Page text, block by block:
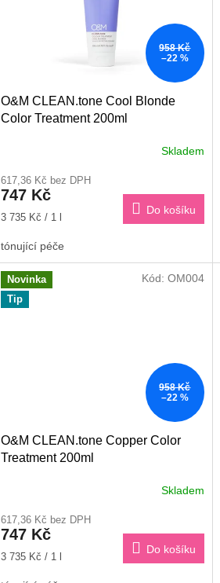
958 Kč
–22 %
O&M CLEAN.tone Cool Blonde
Color Treatment 200ml
Skladem
617,36 Kč bez DPH
747 Kč
Měrná
3 735 Kč / 1 l
Do košíku
tónující péče
Novinka
Tip
958 Kč
–22 %
O&M CLEAN.tone Copper Color
Treatment 200ml
produktu
je
5,0
Skladem
617,36 Kč bez DPH
747 Kč
Měrná
3 735 Kč / 1 l
Do košíku
Kód: OM004